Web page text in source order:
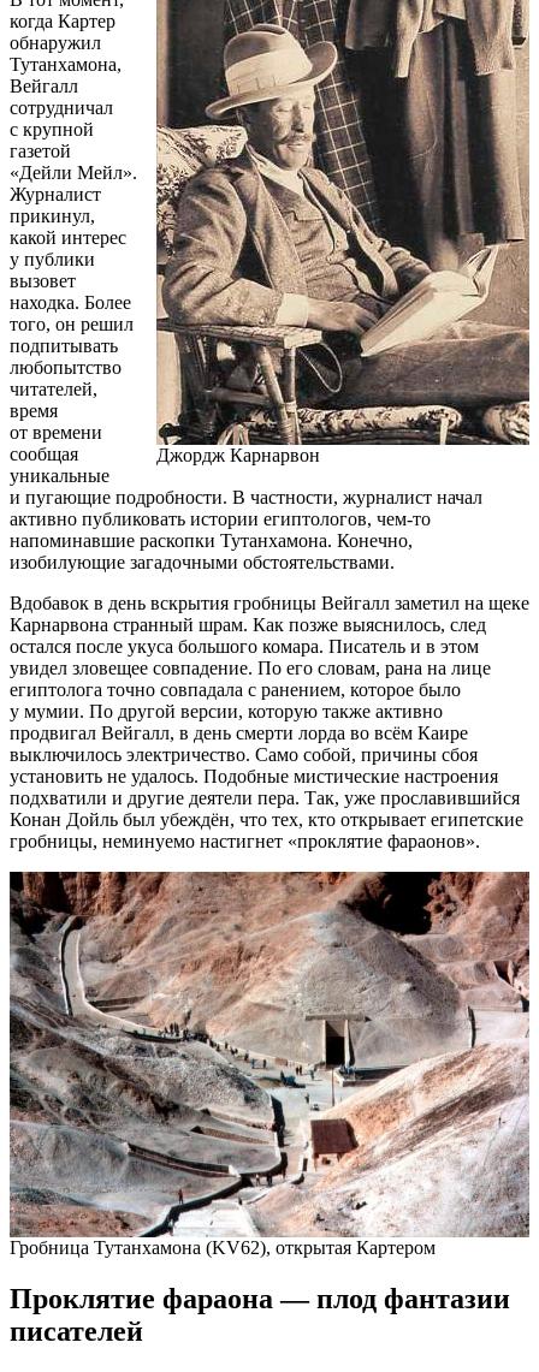
Джордж Карнарвон
когда Картер
обнаружил
Тутанхамона,
Вейгалл
сотрудничал
с крупной
газетой
«Дейли Мейл».
Журналист
прикинул,
какой интерес
у публики
вызовет
находка. Более
того, он решил
подпитывать
любопытство
читателей,
время
от времени
сообщая
уникальные
и пугающие подробности. В частности, журналист начал
активно публиковать истории египтологов, чем-то
напоминавшие раскопки Тутанхамона. Конечно,
изобилующие загадочными обстоятельствами.
Вдобавок в день вскрытия гробницы Вейгалл заметил на щеке
Карнарвона странный шрам. Как позже выяснилось, след
остался после укуса большого комара. Писатель и в этом
увидел зловещее совпадение. По его словам, рана на лице
египтолога точно совпадала с ранением, которое было
у мумии. По другой версии, которую также активно
продвигал Вейгалл, в день смерти лорда во всём Каире
выключилось электричество. Само собой, причины сбоя
установить не удалось. Подобные мистические настроения
подхватили и другие деятели пера. Так, уже прославившийся
Конан Дойль был убеждён, что тех, кто открывает египетские
гробницы, неминуемо настигнет «проклятие фараонов».
Гробница Тутанхамона (KV62), открытая Картером
Проклятие фараона — плод фантазии
писателей